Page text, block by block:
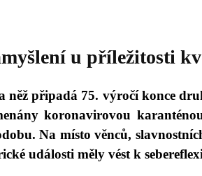
u příležitosti
něž připadá 75. výročí konce
koronavirovou
Na místo věnců,
události měly vést k